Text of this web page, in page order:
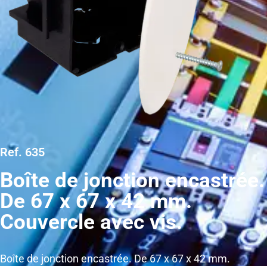
Ref. 635
Boîte de jonction encastrée.
De 67 x 67 x 42 mm.
Couvercle avec vis.
Boîte de jonction encastrée. De 67 x 67 x 42 mm.